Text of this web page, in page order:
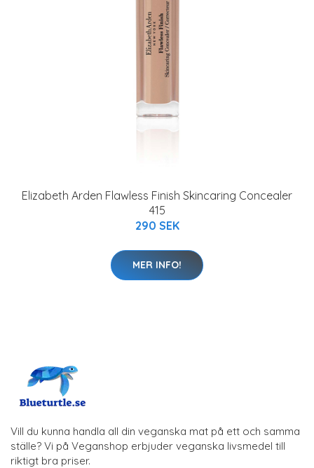
Elizabeth Arden Flawless Finish Skincaring Concealer
415
290 SEK
MER INFO!
Vill du kunna handla all din veganska mat på ett och samma
ställe? Vi på Veganshop erbjuder veganska livsmedel till
riktigt bra priser.